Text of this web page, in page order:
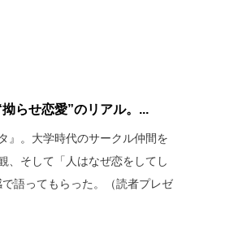
らせ恋愛”のリアル。...
』。大学時代のサークル仲間を
、そして「人はなぜ恋をしてし
語ってもらった。（読者プレゼ